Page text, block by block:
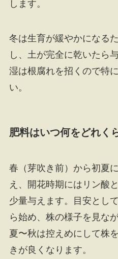
します。
冬は生育が緩やかになる
し、土が完全に乾いたら
湿は根腐れを招くので特
い。
肥料はいつ何をどれく
春（芽吹き前）から初夏
え、開花時期にはリン酸
少量与えます。目安とし
ら始め、株の様子を見な
夏〜秋は控えめにして株
きが良くなります。